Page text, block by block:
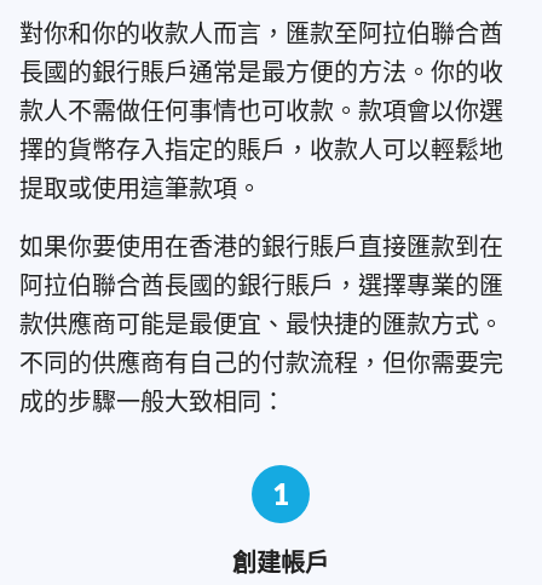
對你和你的收款人而言，匯款至阿拉伯聯合酋
長國的銀行賬戶通常是最方便的方法。你的收
款人不需做任何事情也可收款。款項會以你選
擇的貨幣存入指定的賬戶，收款人可以輕鬆地
提取或使用這筆款項。
如果你要使用在香港的銀行賬戶直接匯款到在
阿拉伯聯合酋長國的銀行賬戶，選擇專業的匯
款供應商可能是最便宜、最快捷的匯款方式。
不同的供應商有自己的付款流程，但你需要完
成的步驟一般大致相同：
1
創建帳戶